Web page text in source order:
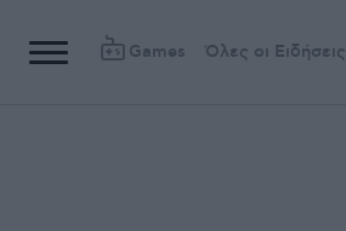
Games Όλες οι Ειδήσεις